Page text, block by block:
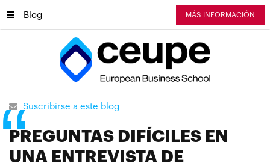
Blog MÁS INFORMACIÓN
Suscribirse a este blog
PREGUNTAS DIFÍCILES EN
UNA ENTREVISTA DE